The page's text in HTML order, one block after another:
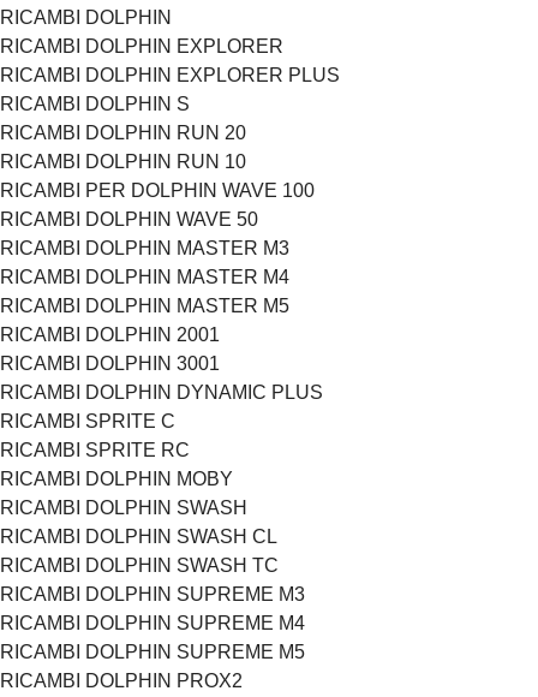
RICAMBI DOLPHIN
RICAMBI DOLPHIN EXPLORER
RICAMBI DOLPHIN EXPLORER PLUS
RICAMBI DOLPHIN S
RICAMBI DOLPHIN RUN 20
RICAMBI DOLPHIN RUN 10
RICAMBI PER DOLPHIN WAVE 100
RICAMBI DOLPHIN WAVE 50
RICAMBI DOLPHIN MASTER M3
RICAMBI DOLPHIN MASTER M4
RICAMBI DOLPHIN MASTER M5
RICAMBI DOLPHIN 2001
RICAMBI DOLPHIN 3001
RICAMBI DOLPHIN DYNAMIC PLUS
RICAMBI SPRITE C
RICAMBI SPRITE RC
RICAMBI DOLPHIN MOBY
RICAMBI DOLPHIN SWASH
RICAMBI DOLPHIN SWASH CL
RICAMBI DOLPHIN SWASH TC
RICAMBI DOLPHIN SUPREME M3
RICAMBI DOLPHIN SUPREME M4
RICAMBI DOLPHIN SUPREME M5
RICAMBI DOLPHIN PROX2